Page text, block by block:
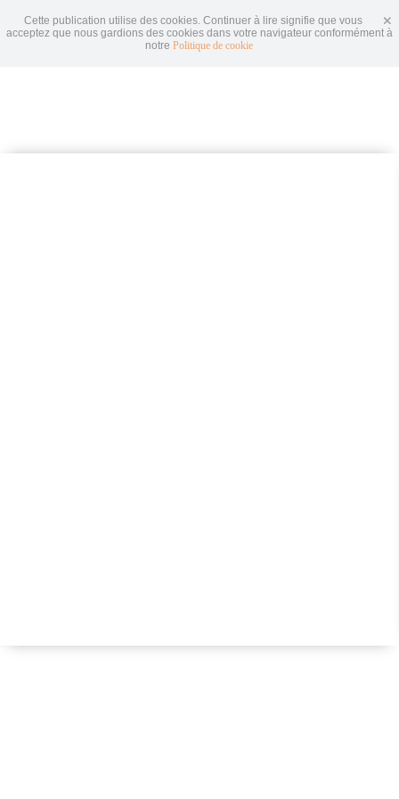
Cette publication utilise des cookies. Continuer à lire signifie que vous
acceptez que nous gardions des cookies dans votre navigateur conformément à
notrePolitique de cookie